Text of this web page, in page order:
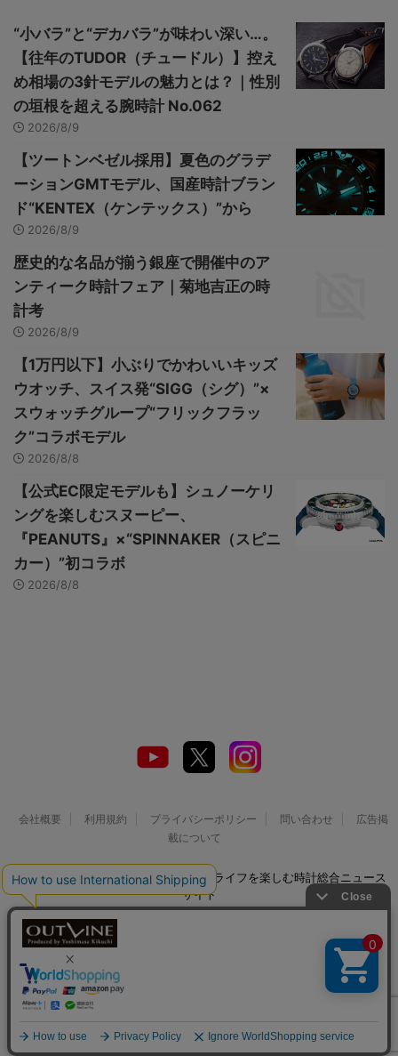
“小バラ”と“デカバラ”が味わい深い…。
【往年のTUDOR（チュードル）】控え
め相場の3針モデルの魅力とは？｜性別
の垣根を超える腕時計 No.062
2026/8/9
【ツートンベゼル採用】夏色のグラデ
ーションGMTモデル、国産時計ブラン
ド“KENTEX（ケンテックス）”から
2026/8/9
歴史的な名品が揃う銀座で開催中のア
ンティーク時計フェア｜菊地吉正の時
計考
2026/8/9
【1万円以下】小ぶりでかわいいキッズ
ウオッチ、スイス発“SIGG（シグ）”×
スウォッチグループ“フリックフラッ
ク”コラボモデル
2026/8/8
【公式EC限定モデルも】シュノーケリ
ングを楽しむスヌーピー、
『PEANUTS』×“SPINNAKER（スピニ
カー）”初コラボ
2026/8/8
会社概要 利用規約 プライバシーポリシー 問い合わせ
広告掲
載について
© 2026 Watch LIFE NEWS｜ウオッチライフを楽しむ時計総合ニュース
サイト